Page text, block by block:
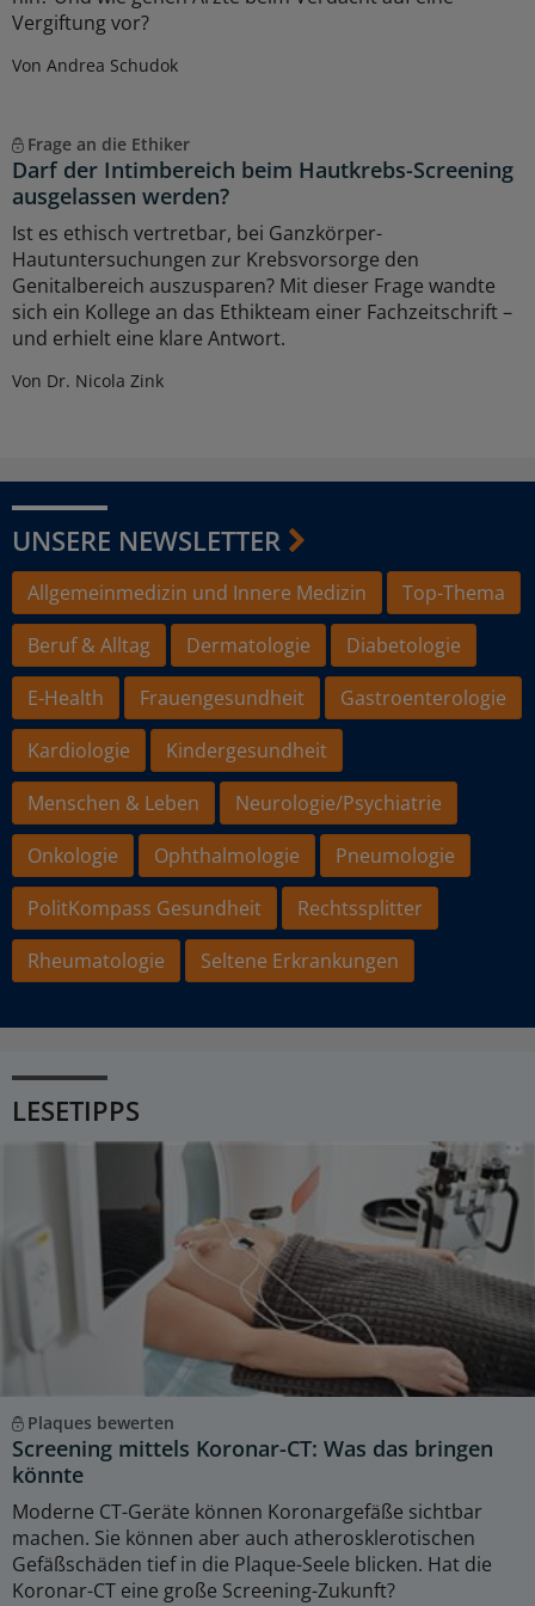
Vergiftung vor?
Von Andrea Schudok
Frage an die Ethiker
Darf der Intimbereich beim Hautkrebs-Screening
ausgelassen werden?
Ist es ethisch vertretbar, bei Ganzkörper-
Hautuntersuchungen zur Krebsvorsorge den
Genitalbereich auszusparen? Mit dieser Frage wandte
sich ein Kollege an das Ethikteam einer Fachzeitschrift –
und erhielt eine klare Antwort.
Von Dr. Nicola Zink
UNSERE NEWSLETTER
Allgemeinmedizin und Innere Medizin
Top-Thema
Beruf & Alltag
Dermatologie
Diabetologie
E-Health
Frauengesundheit
Gastroenterologie
Kardiologie
Kindergesundheit
Menschen & Leben
Neurologie/Psychiatrie
Onkologie
Ophthalmologie
Pneumologie
PolitKompass Gesundheit
Rechtssplitter
Rheumatologie
Seltene Erkrankungen
LESETIPPS
Plaques bewerten
Screening mittels Koronar-CT: Was das bringen
könnte
Moderne CT-Geräte können Koronargefäße sichtbar
machen. Sie können aber auch atherosklerotischen
Gefäßschäden tief in die Plaque-Seele blicken. Hat die
Koronar-CT eine große Screening-Zukunft?